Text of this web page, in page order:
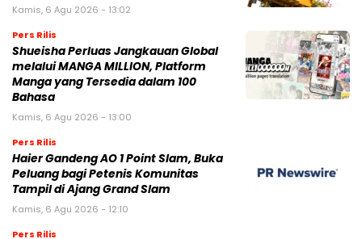
Kamis, 6 Agu 2026 - 13:02
Pers Rilis
Shueisha Perluas Jangkauan Global
melalui MANGA MILLION, Platform
Manga yang Tersedia dalam 100
Bahasa
Kamis, 6 Agu 2026 - 13:00
Pers Rilis
Haier Gandeng AO 1 Point Slam, Buka
Peluang bagi Petenis Komunitas
Tampil di Ajang Grand Slam
Kamis, 6 Agu 2026 - 12:10
Pers Rilis